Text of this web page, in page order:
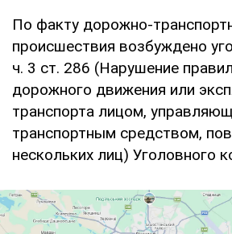
По факту дорожно-
происшествия возбуждено
ч. 3 ст. 286 (Нарушение
дорожного движения или
транспорта лицом,
транспортным средством,
нескольких лиц) Уголовного